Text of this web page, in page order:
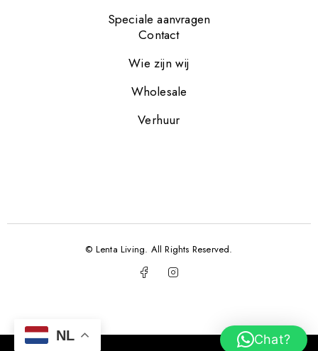
Speciale aanvragen
Contact
Wie zijn wij
Wholesale
Verhuur
© Lenta Living. All Rights Reserved.
NL Chat?